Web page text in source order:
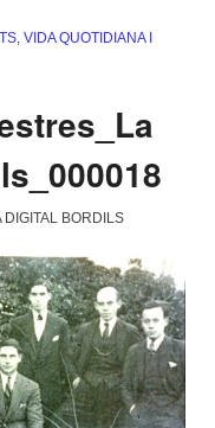
VIDA QUOTIDIANA I
DIGITAL BORDILS